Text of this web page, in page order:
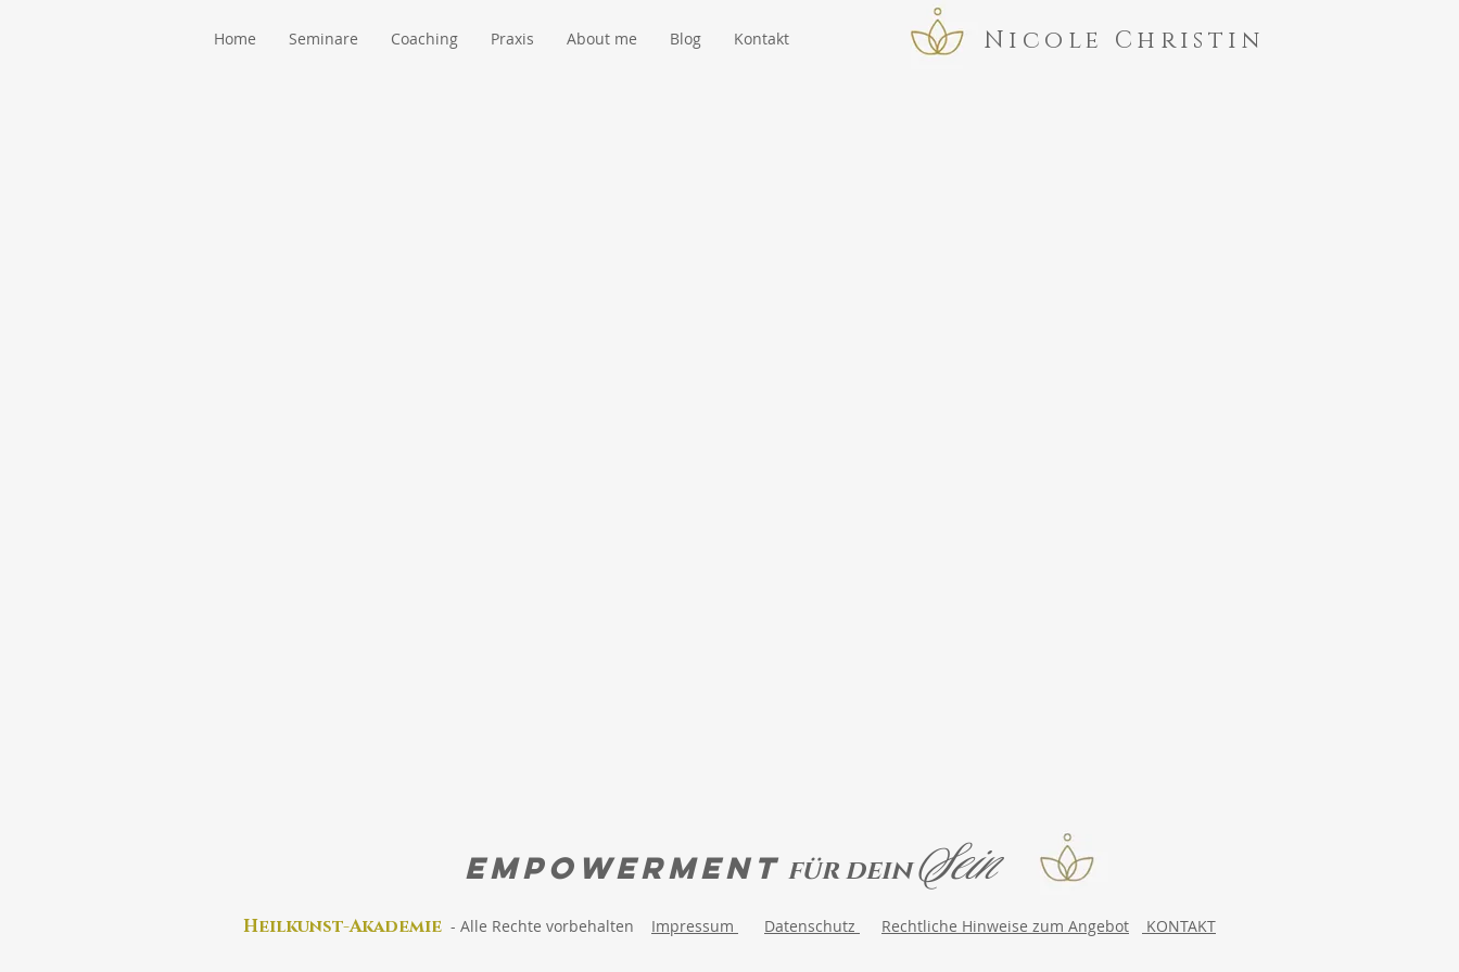
Home Seminare Coaching Praxis About me Blog Kontakt Nicole Christin
EMPOWERMENT für deinSein
Heilkunst-Akademie - Alle Rechte vorbehalten Impressum Datenschutz Rechtliche Hinweise zum Angebot KONTAKT